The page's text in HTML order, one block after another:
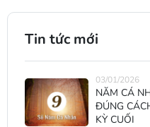
Tin tức mới
03/01/2026
NĂM CÁ
ĐÚNG
KỲ CUỐI